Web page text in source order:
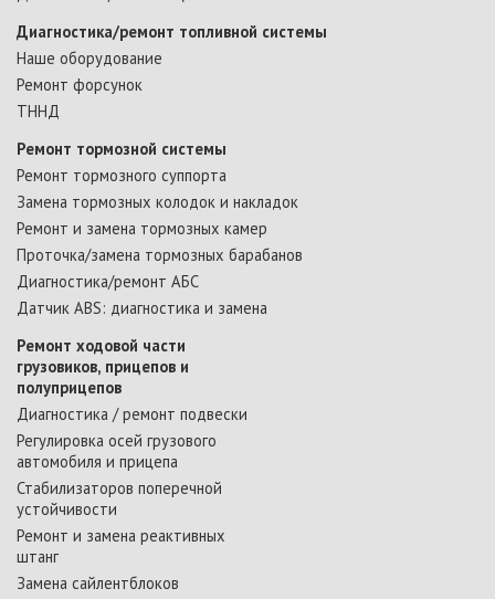
Диагностика/ремонт топливной системы
Наше оборудование
Ремонт форсунок
ТННД
Ремонт тормозной системы
Ремонт тормозного суппорта
Замена тормозных колодок и накладок
Ремонт и замена тормозных камер
Проточка/замена тормозных барабанов
Диагностика/ремонт АБС
Датчик ABS: диагностика и замена
Ремонт ходовой части
грузовиков, прицепов и
полуприцепов
Диагностика / ремонт подвески
Регулировка осей грузового
автомобиля и прицепа
Стабилизаторов поперечной
устойчивости
Ремонт и замена реактивных
штанг
Замена сайлентблоков